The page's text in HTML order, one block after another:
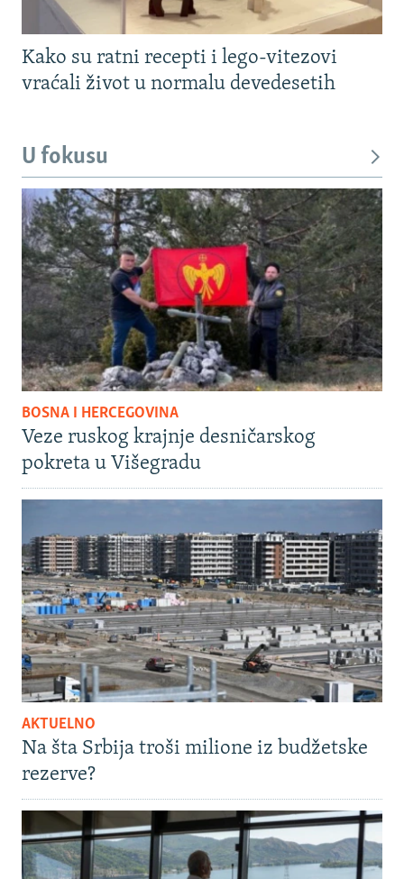
Kako su ratni recepti i lego-vitezovi
vraćali život u normalu devedesetih
U fokusu
BOSNA I HERCEGOVINA
Veze ruskog krajnje desničarskog
pokreta u Višegradu
AKTUELNO
Na šta Srbija troši milione iz budžetske
rezerve?